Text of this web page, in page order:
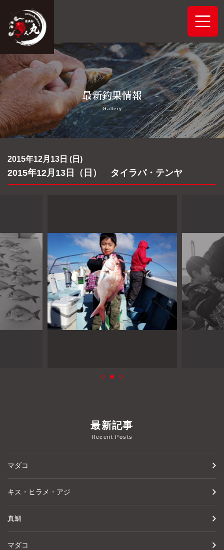
ホーム
システムご案内
最新釣果情報
船舶概要
プライバシーポリシー
お問い合わせ
お知らせ
最新釣果情報
Gallery
2015年12月13日 (日)
2015年12月13日（日） タイラバ・テンヤ
最新記事
Recent Posts
マダコ
キス・ヒラメ・アジ
真鯛
マダコ